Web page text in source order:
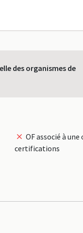
des organismes de
OF associé à
certifications